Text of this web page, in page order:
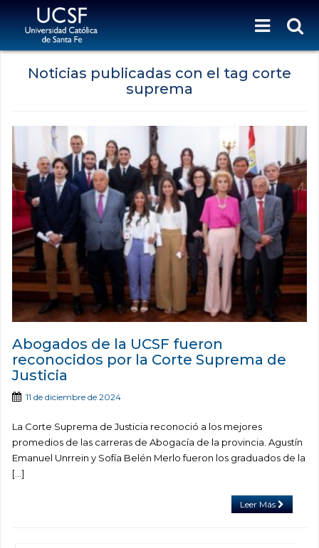
Noticias publicadas con el tag corte
suprema
Abogados de la UCSF fueron
reconocidos por la Corte Suprema de
Justicia
11 de diciembre de 2024
La Corte Suprema de Justicia reconoció a los mejores
promedios de las carreras de Abogacía de la provincia. Agustín
Emanuel Unrrein y Sofía Belén Merlo fueron los graduados de la
[…]
Leer Más